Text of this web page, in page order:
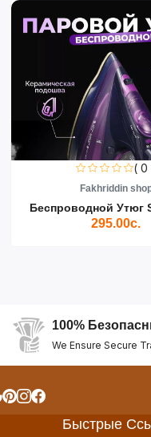
( 0
Fakhriddin
Беспроводной Утюг
295.00с.
100%
We Ensure Secure
Быстрые